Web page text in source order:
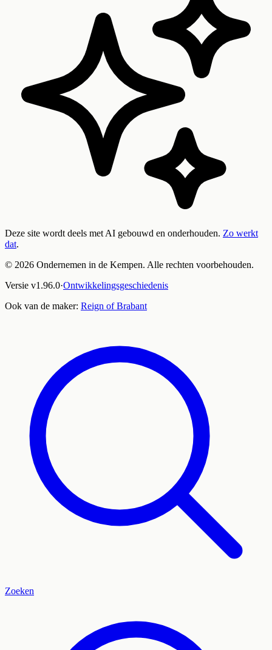
Deze site wordt deels met AI gebouwd en onderhouden. Zo werkt
dat.
© 2026 Ondernemen in de Kempen. Alle rechten voorbehouden.
Versie v1.96.0·Ontwikkelingsgeschiedenis
Ook van de maker: Reign of Brabant
Zoeken